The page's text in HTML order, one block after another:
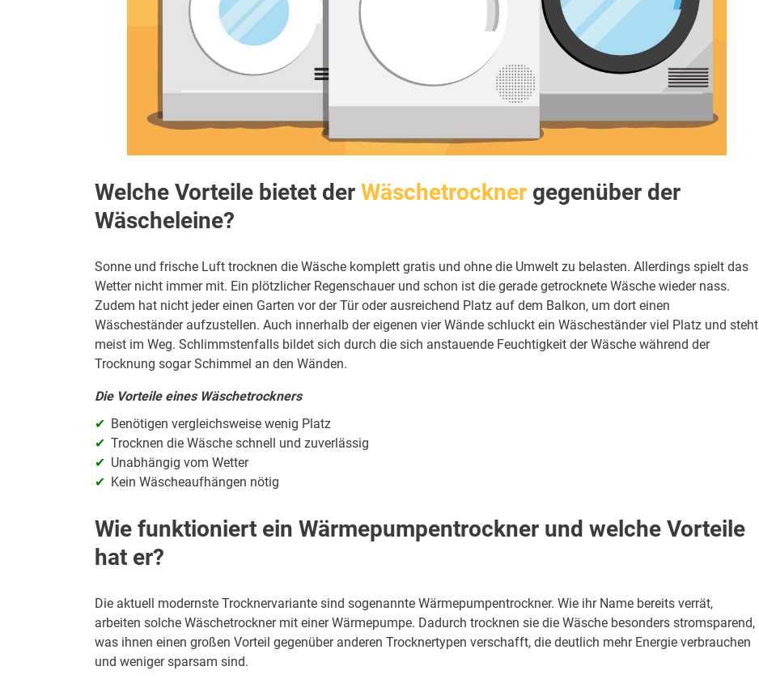
Welche Vorteile bietet der Wäschetrockner gegenüber der
Wäscheleine?
Sonne und frische Luft trocknen die Wäsche komplett gratis und ohne die Umwelt zu belasten. Allerdings spielt das
Wetter nicht immer mit. Ein plötzlicher Regenschauer und schon ist die gerade getrocknete Wäsche wieder nass.
Zudem hat nicht jeder einen Garten vor der Tür oder ausreichend Platz auf dem Balkon, um dort einen
Wäscheständer aufzustellen. Auch innerhalb der eigenen vier Wände schluckt ein Wäscheständer viel Platz und steht
meist im Weg. Schlimmstenfalls bildet sich durch die sich anstauende Feuchtigkeit der Wäsche während der
Trocknung sogar Schimmel an den Wänden.
Die Vorteile eines Wäschetrockners
Benötigen vergleichsweise wenig Platz
Trocknen die Wäsche schnell und zuverlässig
Unabhängig vom Wetter
Kein Wäscheaufhängen nötig
Wie funktioniert ein Wärmepumpentrockner und welche Vorteile
hat er?
Die aktuell modernste Trocknervariante sind sogenannte Wärmepumpentrockner. Wie ihr Name bereits verrät,
arbeiten solche Wäschetrockner mit einer Wärmepumpe. Dadurch trocknen sie die Wäsche besonders stromsparend,
was ihnen einen großen Vorteil gegenüber anderen Trocknertypen verschafft, die deutlich mehr Energie verbrauchen
und weniger sparsam sind.